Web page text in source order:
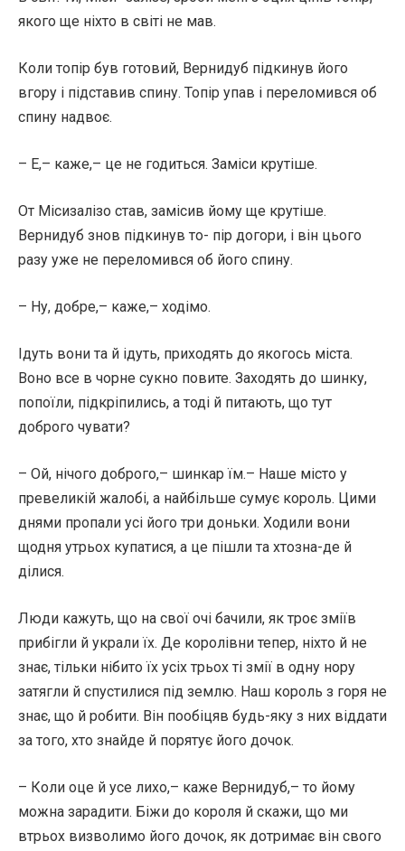
якого ще ніхто в світі не мав.
Коли топір був готовий, Вернидуб підкинув його
вгору і підставив спину. Топір упав і переломився об
спину надвоє.
– Е,– каже,– це не годиться. Заміси крутіше.
От Місизалізо став, замісив йому ще крутіше.
Вернидуб знов підкинув то- пір догори, і він цього
разу уже не переломився об його спину.
– Ну, добре,– каже,– ходімо.
Ідуть вони та й ідуть, приходять до якогось міста.
Воно все в чорне сукно повите. Заходять до шинку,
попоїли, підкріпились, а тоді й питають, що тут
доброго чувати?
– Ой, нічого доброго,– шинкар їм.– Наше місто у
превеликій жалобі, а найбільше сумує король. Цими
днями пропали усі його три доньки. Ходили вони
щодня утрьох купатися, а це пішли та хтозна-де й
ділися.
Люди кажуть, що на свої очі бачили, як троє зміїв
прибігли й украли їх. Де королівни тепер, ніхто й не
знає, тільки нібито їх усіх трьох ті змії в одну нору
затягли й спустилися під землю. Наш король з горя не
знає, що й робити. Він пообіцяв будь-яку з них віддати
за того, хто знайде й порятує його дочок.
– Коли оце й усе лихо,– каже Вернидуб,– то йому
можна зарадити. Біжи до короля й скажи, що ми
втрьох визволимо його дочок, як дотримає він свого